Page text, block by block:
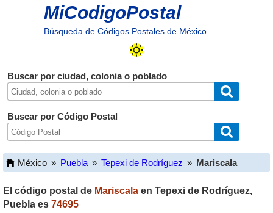
MiCodigoPostal
Búsqueda de Códigos Postales de México
Buscar por ciudad, colonia o poblado
Buscar por Código Postal
México » Puebla » Tepexi de Rodríguez » Mariscala
El código postal de Mariscala en Tepexi de Rodríguez,
Puebla es 74695